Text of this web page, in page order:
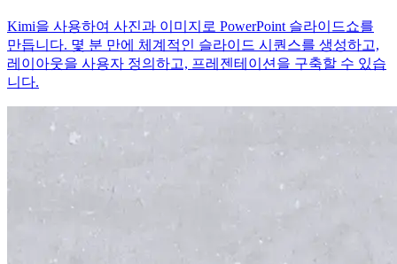
Kimi을 사용하여 사진과 이미지로 PowerPoint 슬라이드쇼를
만듭니다. 몇 분 만에 체계적인 슬라이드 시퀀스를 생성하고,
레이아웃을 사용자 정의하고, 프레젠테이션을 구축할 수 있습
니다.